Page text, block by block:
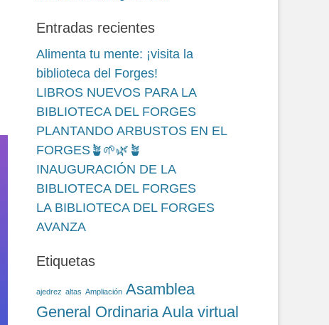
Entradas recientes
Alimenta tu mente: ¡visita la
biblioteca del Forges!
LIBROS NUEVOS PARA LA
BIBLIOTECA DEL FORGES
PLANTANDO ARBUSTOS EN EL
FORGES🪴🌱🌿🪴
INAUGURACIÓN DE LA
BIBLIOTECA DEL FORGES
LA BIBLIOTECA DEL FORGES
AVANZA
Etiquetas
ajedrez altas Ampliación Asamblea
General Ordinaria Aula virtual